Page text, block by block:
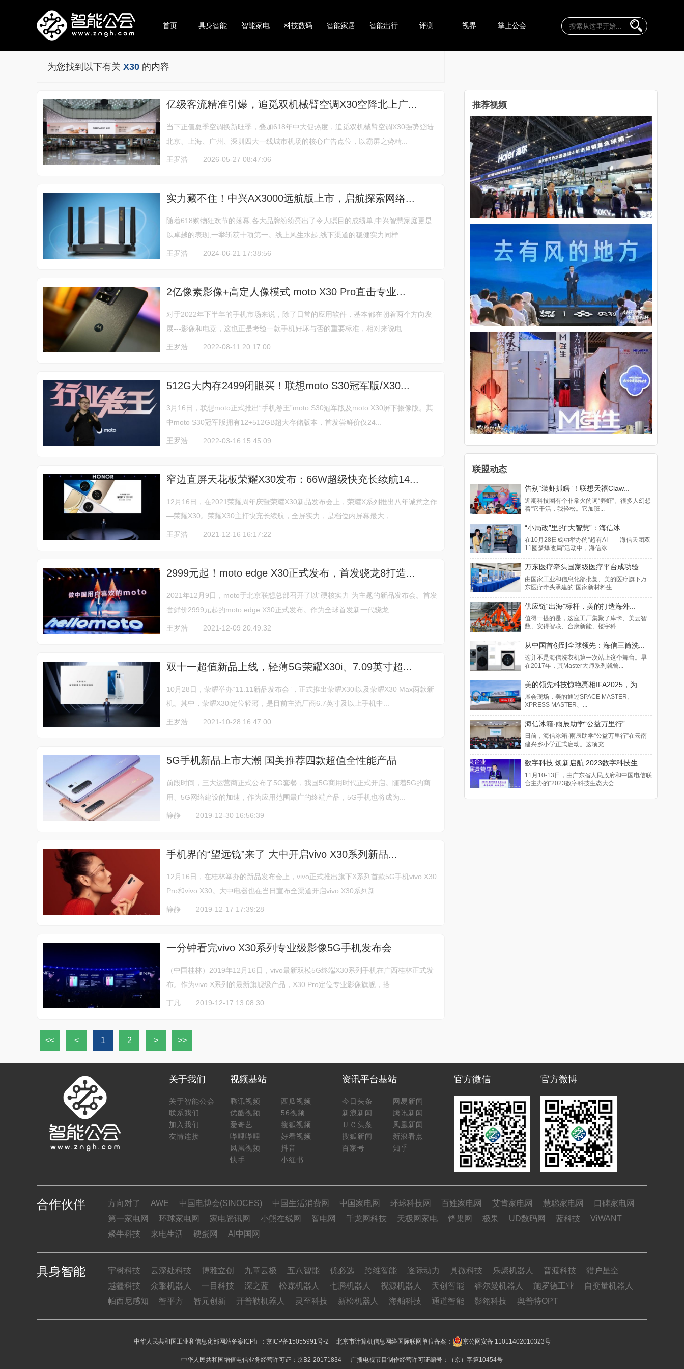
首页 具身智能 智能家电 科技数码 智能家居 智能出行 评测 视界 掌上公会
为您找到以下有关 X30 的内容
亿级客流精准引爆，追觅双机械臂空调X30空降北上广...
当下正值夏季空调换新旺季，叠加618年中大促热度，追觅双机械臂空调X30强势登陆
北京、上海、广州、深圳四大一线城市机场的核心广告点位，以霸屏之势精...
王罗浩 2026-05-27 08:47:06
实力藏不住！中兴AX3000远航版上市，启航探索网络...
随着618购物狂欢节的落幕,各大品牌纷纷亮出了令人瞩目的成绩单,中兴智慧家庭更是
以卓越的表现,一举斩获十项第一。线上风生水起,线下渠道的稳健实力同样...
王罗浩 2024-06-21 17:38:56
2亿像素影像+高定人像模式 moto X30 Pro直击专业...
对于2022年下半年的手机市场来说，除了日常的应用软件，基本都在朝着两个方向发
展---影像和电竞，这也正是考验一款手机好坏与否的重要标准，相对来说电...
王罗浩 2022-08-11 20:17:00
512G大内存2499闭眼买！联想moto S30冠军版/X30...
3月16日，联想moto正式推出“手机卷王”moto S30冠军版及moto X30屏下摄像版。其
中moto S30冠军版拥有12+512GB超大存储版本，首发尝鲜价仅24...
王罗浩 2022-03-16 15:45:09
窄边直屏天花板荣耀X30发布：66W超级快充长续航14...
12月16日，在2021荣耀周年庆暨荣耀X30新品发布会上，荣耀X系列推出八年诚意之作
—荣耀X30。荣耀X30主打快充长续航，全屏实力，是档位内屏幕最大，...
王罗浩 2021-12-16 16:17:22
2999元起！moto edge X30正式发布，首发骁龙8打造...
2021年12月9日，moto于北京联想总部召开了以“硬核实力”为主题的新品发布会。首发
尝鲜价2999元起的moto edge X30正式发布。作为全球首发新一代骁龙...
王罗浩 2021-12-09 20:49:32
双十一超值新品上线，轻薄5G荣耀X30i、7.09英寸超...
10月28日，荣耀举办“11.11新品发布会”，正式推出荣耀X30i以及荣耀X30 Max两款新
机。其中，荣耀X30i定位轻薄，是目前主流厂商6.7英寸及以上手机中...
王罗浩 2021-10-28 16:47:00
5G手机新品上市大潮 国美推荐四款超值全性能产品
前段时间，三大运营商正式公布了5G套餐，我国5G商用时代正式开启。随着5G的商
用、5G网络建设的加速，作为应用范围最广的终端产品，5G手机也将成为...
静静 2019-12-30 16:56:39
手机界的“望远镜”来了 大中开启vivo X30系列新品...
12月16日，在桂林举办的新品发布会上，vivo正式推出旗下X系列首款5G手机vivo X30
Pro和vivo X30。大中电器也在当日宣布全渠道开启vivo X30系列新...
静静 2019-12-17 17:39:28
一分钟看完vivo X30系列专业级影像5G手机发布会
（中国桂林）2019年12月16日，vivo最新双模5G终端X30系列手机在广西桂林正式发
布。作为vivo X系列的最新旗舰级产品，X30 Pro定位专业影像旗舰，搭...
丁凡 2019-12-17 13:08:30
<< < 1 2 > >>
推荐视频
联盟动态
告别“装虾抓瞎”！联想天禧Claw...
近期科技圈有个非常火的词“养虾”。很多人幻想
着“它干活，我轻松。它加班...
“小局改”里的“大智慧”：海信冰...
在10月28日成功举办的“超有AI——海信天团双
11圆梦爆改局”活动中，海信冰...
万东医疗牵头国家级医疗平台成功验...
由国家工业和信息化部批复、美的医疗旗下万
东医疗牵头承建的“国家新材料生...
供应链“出海”标杆，美的打造海外...
值得一提的是，这座工厂集聚了库卡、美云智
数、安得智联、合康新能、楼宇科...
从中国首创到全球领先：海信三筒洗...
这并不是海信洗衣机第一次站上这个舞台。早
在2017年，其Master大师系列就曾...
美的领先科技惊艳亮相IFA2025，为...
展会现场，美的通过SPACE MASTER、
XPRESS MASTER、...
海信冰箱·雨辰助学“公益万里行”...
日前，海信冰箱·雨辰助学“公益万里行”在云南
建兴乡小学正式启动。这项充...
数字科技 焕新启航 2023数字科技生...
11月10-13日，由广东省人民政府和中国电信联
合主办的“2023数字科技生态大会...
关于我们
关于智能公会
联系我们
加入我们
友情连接
视频基站
腾讯视频
西瓜视频
优酷视频
56视频
爱奇艺
搜狐视频
哔哩哔哩
好看视频
凤凰视频
抖音
快手
小红书
资讯平台基站
今日头条
网易新闻
新浪新闻
腾讯新闻
ＵＣ头条
凤凰新闻
搜狐新闻
新浪看点
百家号
知乎
官方微信 官方微博
合作伙伴 方向对了 AWE 中国电博会(SINOCES) 中国生活消费网 中国家电网 环球科技网 百姓家电网 艾肯家电网 慧聪家电网
口碑家电网
第一家电网
环球家电网 家电资讯网 小熊在线网 智电网 千龙网科技 天极网家电 锋巢网 极果 UD数码网 蓝科技
ViWANT
聚牛科技
来电生活 硬蛋网 AI中国网
具身智能 宇树科技 云深处科技 博雅立创 九章云极 五八智能 优必选 跨维智能 逐际动力 具微科技 乐聚机器人 普渡科技
猎户星空
越疆科技
众擎机器人 一目科技 深之蓝 松霖机器人 七腾机器人 视源机器人 天创智能 睿尔曼机器人 施罗德工业
自变量机器人
帕西尼感知
智平方 智元创新 开普勒机器人 灵至科技 新松机器人 海舶科技 通道智能 影翎科技 奥普特OPT
中华人民共和国工业和信息化部网站备案ICP证： 京ICP备15055991号-2 北京市计算机信息网络国际联网单位备案： 京公网安备 11011402010323号
中华人民共和国增值电信业务经营许可证：京B2-20171834 广播电视节目制作经营许可证编号：（京）字第10454号